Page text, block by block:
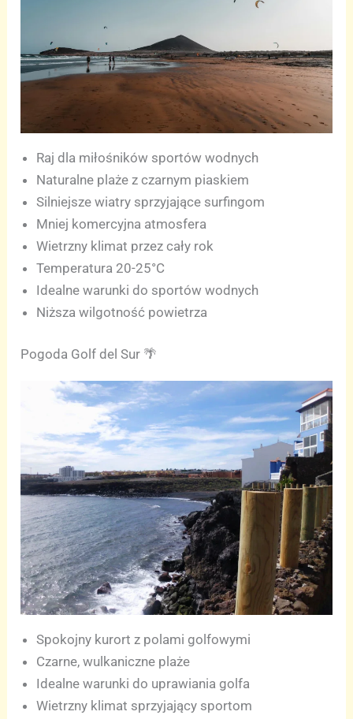
Raj dla miłośników sportów wodnych
Naturalne plaże z czarnym piaskiem
Silniejsze wiatry sprzyjające surfingom
Mniej komercyjna atmosfera
Wietrzny klimat przez cały rok
Temperatura 20-25°C
Idealne warunki do sportów wodnych
Niższa wilgotność powietrza
Pogoda Golf del Sur 🌴
Spokojny kurort z polami golfowymi
Czarne, wulkaniczne plaże
Idealne warunki do uprawiania golfa
Wietrzny klimat sprzyjający sportom